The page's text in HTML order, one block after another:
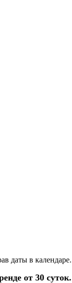
даты в календаре.
от 30 суток.